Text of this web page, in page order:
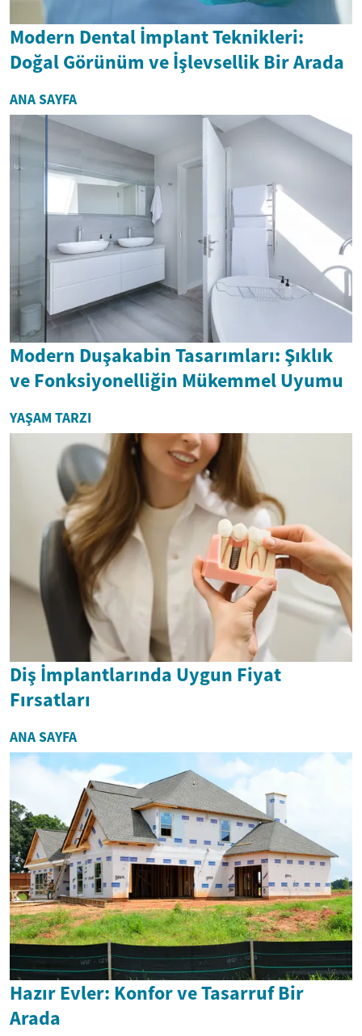
Modern Dental İmplant Teknikleri:
Doğal Görünüm ve İşlevsellik Bir Arada
ANA SAYFA
Modern Duşakabin Tasarımları: Şıklık
ve Fonksiyonelliğin Mükemmel Uyumu
YAŞAM TARZI
Diş İmplantlarında Uygun Fiyat
Fırsatları
ANA SAYFA
Hazır Evler: Konfor ve Tasarruf Bir
Arada